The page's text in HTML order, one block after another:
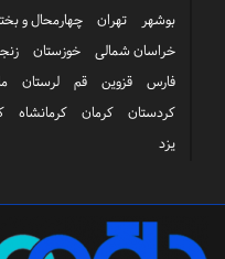
بوشهر
تهران چهارمحال و
خراسان شمالی
خوزستان
فارس
قزوین قم لرستان
کردستان
کرمان کرمانشاه
یزد